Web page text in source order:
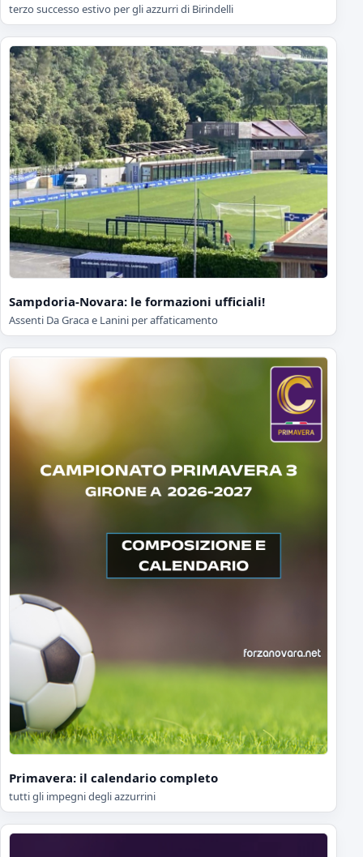
terzo successo estivo per gli azzurri di Birindelli
Sampdoria-Novara: le formazioni ufficiali!
Assenti Da Graca e Lanini per affaticamento
Primavera: il calendario completo
tutti gli impegni degli azzurrini